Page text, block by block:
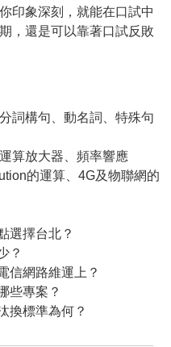
印象深刻，就能在口試中
，還是可以靠著口試反敗
詞構句、動名詞、特殊句
算放大器、頻率響應
的運算、4G及物聯網的
選擇台北？
？
信網路維運上？
些專案？
換標準為何？